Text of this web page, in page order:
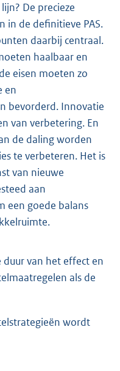
De precieze
in de definitieve PAS.
daarbij centraal.
haalbaar en
eisen moeten zo
en
bevorderd. Innovatie
van verbetering. En
de daling worden
te verbeteren. Het is
van nieuwe
aan
een goede balans
duur van het effect en
als de
wordt